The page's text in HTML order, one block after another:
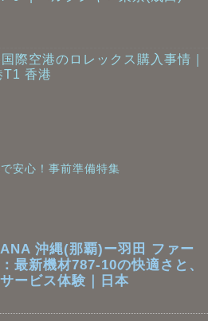
際空港のロレックス購入事情｜
T1 香港
安心！事前準備特集
ANA 沖縄(那覇)ー羽田 ファー
最新機材787-10の快適さと、
ービス体験｜日本